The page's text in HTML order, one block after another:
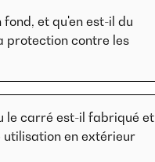
et qu'en est-il du
protection contre les
le carré est-il fabriqué et
en extérieur